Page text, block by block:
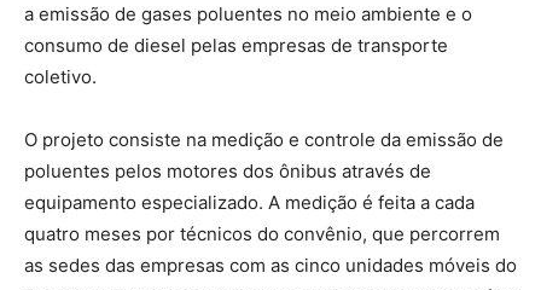
a emissão de gases poluentes no meio ambiente e o
consumo de diesel pelas empresas de transporte
coletivo.
O projeto consiste na medição e controle da emissão de
poluentes pelos motores dos ônibus através de
equipamento especializado. A medição é feita a cada
quatro meses por técnicos do convênio, que percorrem
as sedes das empresas com as cinco unidades móveis do